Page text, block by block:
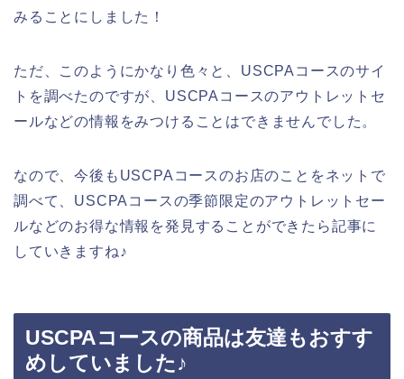
みることにしました！
ただ、このようにかなり色々と、USCPAコースのサイ
トを調べたのですが、USCPAコースのアウトレットセ
ールなどの情報をみつけることはできませんでした。
なので、今後もUSCPAコースのお店のことをネットで
調べて、USCPAコースの季節限定のアウトレットセー
ルなどのお得な情報を発見することができたら記事に
していきますね♪
USCPAコースの商品は友達もおすす
めしていました♪